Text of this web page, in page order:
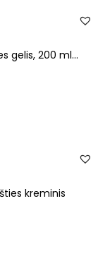
gelis, 200 ml...
kreminis